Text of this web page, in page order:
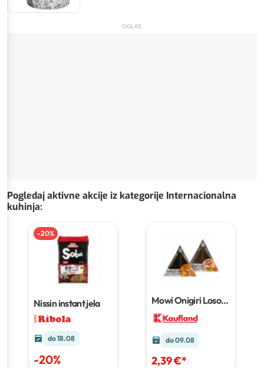
OGLAS
Pogledaj aktivne akcije iz kategorije Internacionalna
kuhinja:
-20%
Nissin instant jela
do 18.08
-20%
Mowi Onigiri Losos i
100 g
do 09.08
2,39 €*